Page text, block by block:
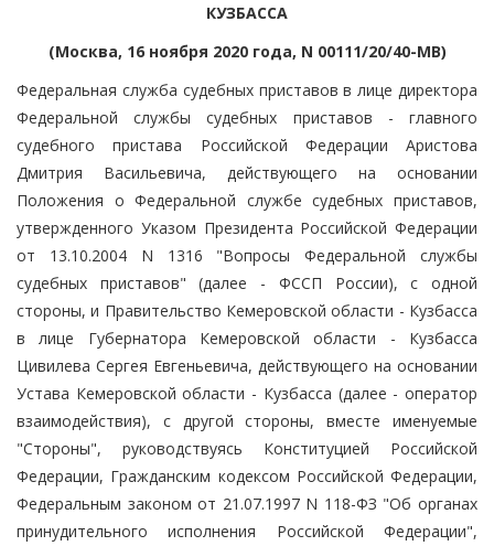
КУЗБАССА
(Москва, 16 ноября 2020 года, N 00111/20/40-МВ)
Федеральная служба судебных приставов в лице директора
Федеральной службы судебных приставов - главного
судебного пристава Российской Федерации Аристова
Дмитрия Васильевича, действующего на основании
Положения о Федеральной службе судебных приставов,
утвержденного Указом Президента Российской Федерации
от 13.10.2004 N 1316 "Вопросы Федеральной службы
судебных приставов" (далее - ФССП России), с одной
стороны, и Правительство Кемеровской области - Кузбасса
в лице Губернатора Кемеровской области - Кузбасса
Цивилева Сергея Евгеньевича, действующего на основании
Устава Кемеровской области - Кузбасса (далее - оператор
взаимодействия), с другой стороны, вместе именуемые
"Стороны", руководствуясь Конституцией Российской
Федерации, Гражданским кодексом Российской Федерации,
Федеральным законом от 21.07.1997 N 118-ФЗ "Об органах
принудительного исполнения Российской Федерации",